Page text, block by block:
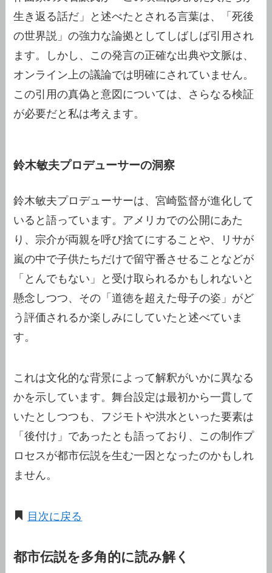
生き返る話だ」と述べたとされる言葉は、「死後
の世界説」の強力な論拠としてしばしば引用され
ます。しかし、この発言の正確な出典や文脈は、
オンライン上の議論では明確にされていません。
この引用の真偽と意図については、さらなる検証
が必要だと私は考えます。
鈴木敏夫プロデューサーの洞察
鈴木敏夫プロデューサーは、宮崎監督が進化して
いると語っています。アメリカでの公開にあた
り、宗介が両親を呼び捨てにすることや、リサが
嵐の中で子供たちだけで留守番させることなどが
「とんでもない」と受け取られるかもしれないと
懸念しつつ、その「道徳を超えた母子の姿」がど
う評価されるか楽しみにしていたと述べていま
す。
これは文化的な背景によって解釈がいかに異なる
かを示しています。舞台設定は最初から一貫して
いたとしつつも、フジモトや洪水といった要素は
「後付け」であったとも語っており、この制作プ
ロセスが都市伝説を生む一因となったのかもしれ
ません。
目次に戻る
都市伝説を多角的に読み解く